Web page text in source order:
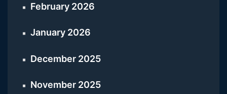
February 2026
January 2026
December 2025
November 2025